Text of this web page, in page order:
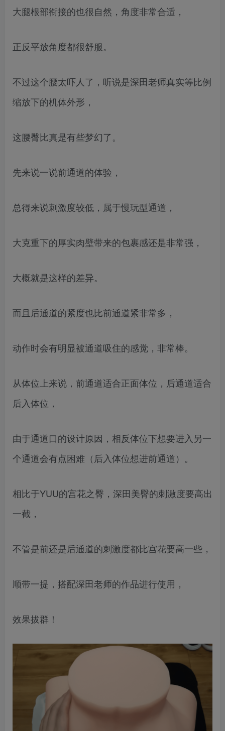
大腿根部衔接的也很自然，角度非常合适，
正反平放角度都很舒服。
不过这个腰太吓人了，听说是深田老师真实等比例
缩放下的机体外形，
这腰臀比真是有些梦幻了。
先来说一说前通道的体验，
总得来说刺激度较低，属于慢玩型通道，
大克重下的厚实肉壁带来的包裹感还是非常强，
大概就是这样的差异。
而且后通道的紧度也比前通道紧非常多，
动作时会有明显被通道吸住的感觉，非常棒。
从体位上来说，前通道适合正面体位，后通道适合
后入体位，
由于通道口的设计原因，相反体位下想要进入另一
个通道会有点困难（后入体位想进前通道）。
相比于YUU的宫花之臀，深田美臀的刺激度要高出
一截，
不管是前还是后通道的刺激度都比宫花要高一些，
顺带一提，搭配深田老师的作品进行使用，
效果拔群！